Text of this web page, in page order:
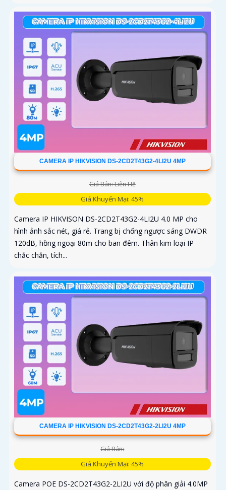
CAMERA IP HIKVISION DS-2CD2T43G2-4LI2U 4MP
Giá Bán: Liên Hệ
Giá Khuyến Mại: 45%
Camera IP HIKVISON DS-2CD2T43G2-4LI2U 4.0 MP cho
hình ảnh sắc nét, giá rẻ. Trang bị chống ngược sáng DWDR
120dB, hồng ngoại 80m cho ban đêm. Thân kim loại IP
chắc chắn, tích...
CAMERA IP HIKVISION DS-2CD2T43G2-2LI2U 4MP
Giá Bán:
Giá Khuyến Mại: 45%
Camera POE DS-2CD2T43G2-2LI2U với độ phân giải 4.0MP